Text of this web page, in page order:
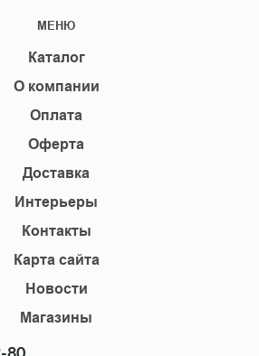
МЕНЮ
Каталог
О компании
Оплата
Оферта
Доставка
Интерьеры
Контакты
Карта сайта
Новости
Магазины